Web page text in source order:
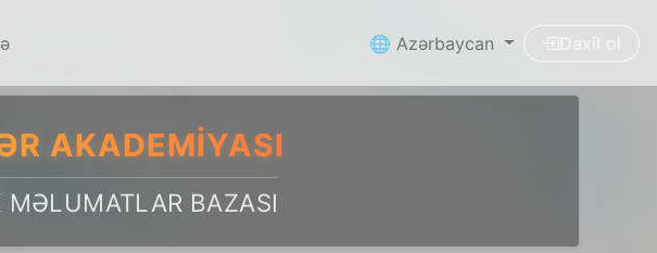
🌐 Azərbaycan Daxil ol
AKADEMIYASI
MƏLUMATLAR BAZASI